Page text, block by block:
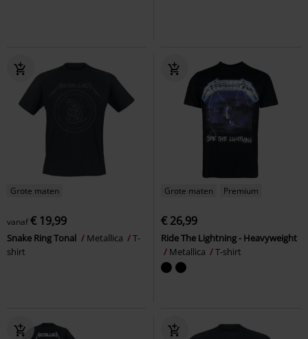
Grote maten
vanaf€ 19,99
Snake Ring Tonal Metallica
T-
shirt
Grote maten Premium
€ 26,99
Ride The Lightning - Heavyweight
Metallica
T-shirt